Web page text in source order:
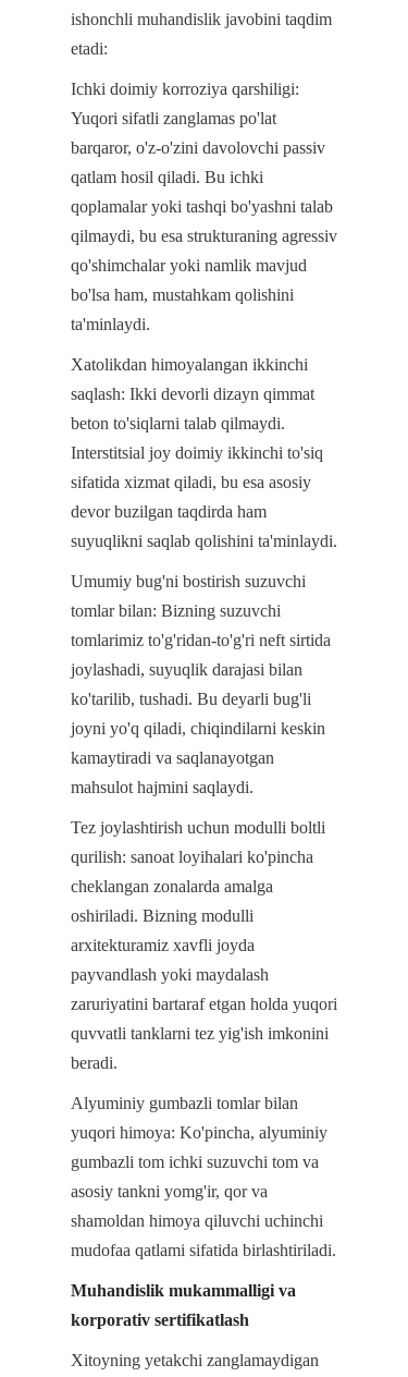
ishonchli muhandislik javobini taqdim
etadi:
Ichki doimiy korroziya qarshiligi:
Yuqori sifatli zanglamas po'lat
barqaror, o'z-o'zini davolovchi passiv
qatlam hosil qiladi. Bu ichki
qoplamalar yoki tashqi bo'yashni talab
qilmaydi, bu esa strukturaning agressiv
qo'shimchalar yoki namlik mavjud
bo'lsa ham, mustahkam qolishini
ta'minlaydi.
Xatolikdan himoyalangan ikkinchi
saqlash: Ikki devorli dizayn qimmat
beton to'siqlarni talab qilmaydi.
Interstitsial joy doimiy ikkinchi to'siq
sifatida xizmat qiladi, bu esa asosiy
devor buzilgan taqdirda ham
suyuqlikni saqlab qolishini ta'minlaydi.
Umumiy bug'ni bostirish suzuvchi
tomlar bilan: Bizning suzuvchi
tomlarimiz to'g'ridan-to'g'ri neft sirtida
joylashadi, suyuqlik darajasi bilan
ko'tarilib, tushadi. Bu deyarli bug'li
joyni yo'q qiladi, chiqindilarni keskin
kamaytiradi va saqlanayotgan
mahsulot hajmini saqlaydi.
Tez joylashtirish uchun modulli boltli
qurilish: sanoat loyihalari ko'pincha
cheklangan zonalarda amalga
oshiriladi. Bizning modulli
arxitekturamiz xavfli joyda
payvandlash yoki maydalash
zaruriyatini bartaraf etgan holda yuqori
quvvatli tanklarni tez yig'ish imkonini
beradi.
Alyuminiy gumbazli tomlar bilan
yuqori himoya: Ko'pincha, alyuminiy
gumbazli tom ichki suzuvchi tom va
asosiy tankni yomg'ir, qor va
shamoldan himoya qiluvchi uchinchi
mudofaa qatlami sifatida birlashtiriladi.
Muhandislik mukammalligi va
korporativ sertifikatlash
Xitoyning yetakchi zanglamaydigan